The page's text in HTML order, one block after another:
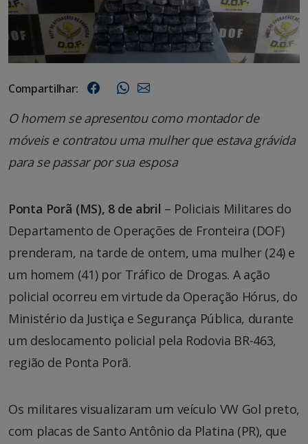
Compartilhar:
O homem se apresentou como montador de
móveis e contratou uma mulher que estava grávida
para se passar por sua esposa
Ponta Porã (MS), 8 de abril – Policiais Militares do
Departamento de Operações de Fronteira (DOF)
prenderam, na tarde de ontem, uma mulher (24) e
um homem (41) por Tráfico de Drogas. A ação
policial ocorreu em virtude da Operação Hórus, do
Ministério da Justiça e Segurança Pública, durante
um deslocamento policial pela Rodovia BR-463,
região de Ponta Porã.
Os militares visualizaram um veículo VW Gol preto,
com placas de Santo Antônio da Platina (PR), que